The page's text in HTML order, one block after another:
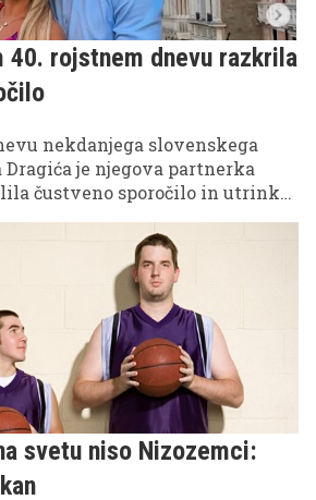
40. rojstnem dnevu razkrila
nekdanjega slovenskega
Dragića je njegova partnerka
čustveno sporočilo in utrinke
izzivov in družinskih
svetu niso Nizozemci: